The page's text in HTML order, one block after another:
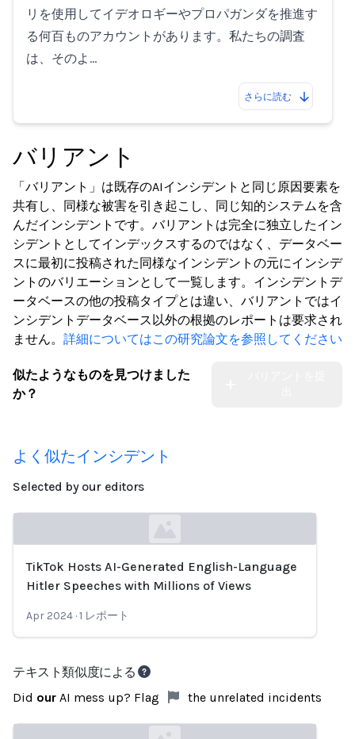
リを使用してイデオロギーやプロパガンダを推進す
る何百ものアカウントがあります。私たちの調査
は、そのよ…
さらに読む
バリアント
「バリアント」は既存のAIインシデントと同じ原因要素を
共有し、同様な被害を引き起こし、同じ知的システムを含
んだインシデントです。バリアントは完全に独立したイン
シデントとしてインデックスするのではなく、データベー
スに最初に投稿された同様なインシデントの元にインシデ
ントのバリエーションとして一覧します。インシデントデ
ータベースの他の投稿タイプとは違い、バリアントではイ
ンシデントデータベース以外の根拠のレポートは要求され
ません。 詳細についてはこの研究論文を参照してください
似たようなものを見つけました
か？
よく似たインシデント
Selected by our editors
Loading...
TikTok Hosts AI-Generated English-Language
Hitler Speeches with Millions of Views
Apr 2024 ·1 レポート
テキスト類似度による
Did our AI mess up? Flag the unrelated incidents